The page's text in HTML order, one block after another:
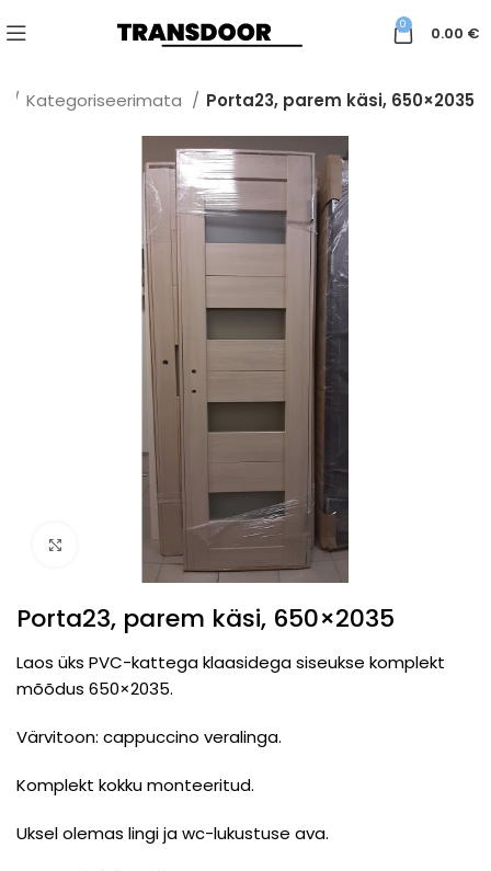
0 0.00 €
Kategoriseerimata Porta23, parem käsi, 650×2035
Click to enlarge
Porta23, parem käsi, 650×2035
Laos üks PVC-kattega klaasidega siseukse komplekt
mõõdus 650×2035.
Värvitoon: cappuccino veralinga.
Komplekt kokku monteeritud.
Uksel olemas lingi ja wc-lukustuse ava.